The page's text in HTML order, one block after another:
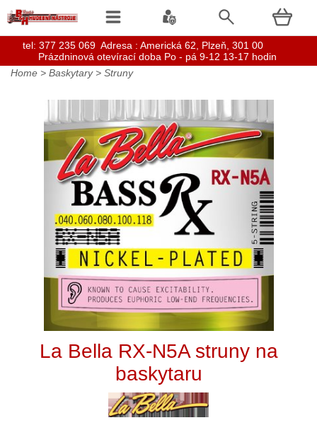
Home > Baskytary> Struny
La Bella RX-N5A struny na
baskytaru
tel: 377 235 069 Adresa : Americká 62, Plzeň, 301 00
Prázdninová otevírací doba Po - pá 9-12 13-17 hodin